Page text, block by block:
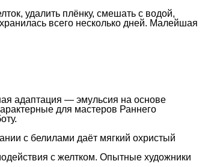
удалить плёнку, смешать с водой,
всего несколько дней. Малейшая
адаптация — эмульсия на основе
для мастеров Раннего
с белилами даёт мягкий охристый
с желтком. Опытные художники